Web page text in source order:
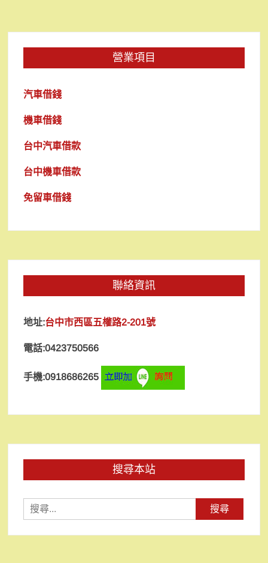
營業項目
汽車借錢
機車借錢
台中汽車借款
台中機車借款
免留車借錢
聯絡資訊
地址:台中市西區五權路2-201號
電話:0423750566
手機:0918686265
搜尋本站
尋
關